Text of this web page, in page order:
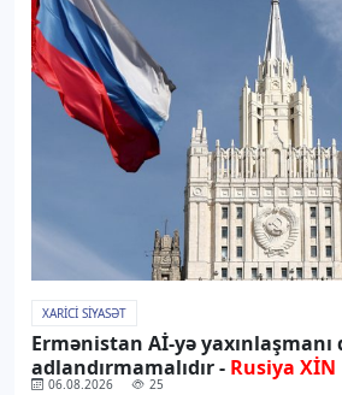
XARICI SIYASƏT
Ermənistan Aİ-yə
adlandırmamalıdır - Rusiya XİN
06.08.2026 25